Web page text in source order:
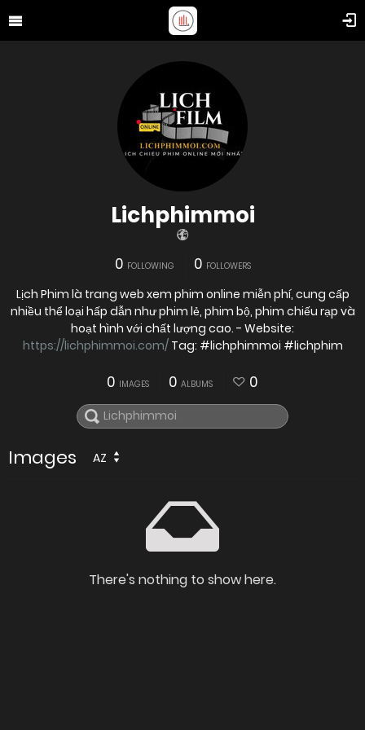
Lichphimmoi
0 FOLLOWING 0 FOLLOWERS
Lịch Phim là trang web xem phim online miễn phí, cung cấp
nhiều thể loại hấp dẫn như phim lẻ, phim bộ, phim chiếu rạp và
hoạt hình với chất lượng cao. - Website:
https://lichphimmoi.com/Tag: #lichphimmoi #lichphim
0 IMAGES 0 ALBUMS 0
Images AZ
There's nothing to show here.